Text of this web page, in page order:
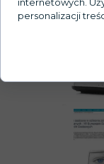
personalizacji